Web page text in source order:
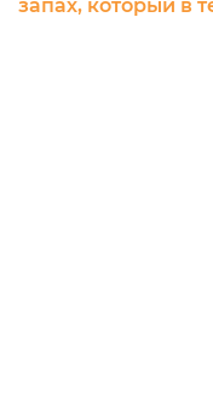
запах, который в